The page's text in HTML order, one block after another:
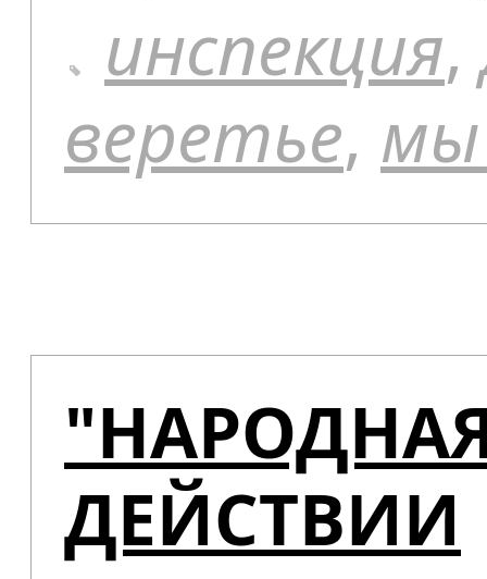
инспекция,
веретье,
ДЕЙСТВИИ